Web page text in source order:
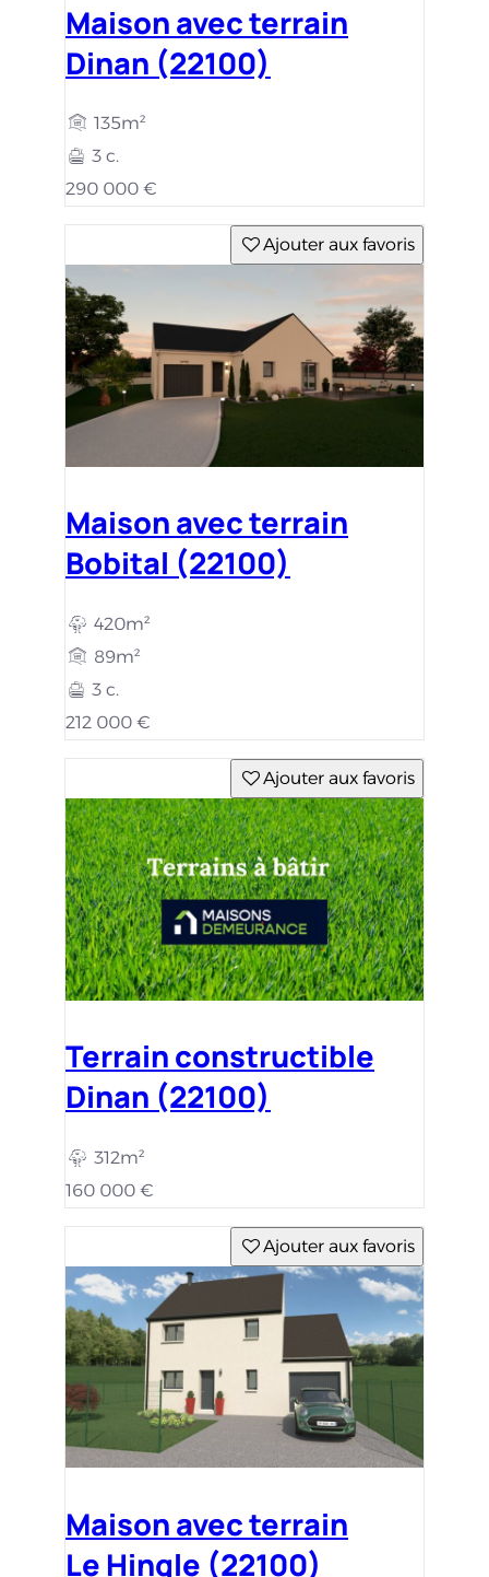
Maison avec terrain
Dinan (22100)
135m²
3 c.
290 000 €
Ajouter aux favoris
Maison avec terrain
Bobital (22100)
420m²
89m²
3 c.
212 000 €
Ajouter aux favoris
Terrain constructible
Dinan (22100)
312m²
160 000 €
Ajouter aux favoris
Maison avec terrain
Le Hingle (22100)